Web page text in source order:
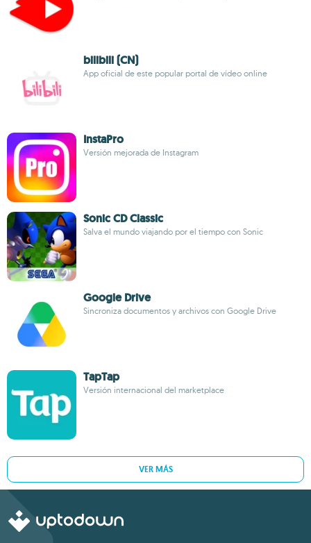
bilibili (CN)
App oficial de este popular portal de vídeo online
InstaPro
Versión mejorada de Instagram
Sonic CD Classic
Salva el mundo viajando por el tiempo con Sonic
Google Drive
Sincroniza documentos y archivos con Google Drive
TapTap
Versión internacional del marketplace
VER MÁS